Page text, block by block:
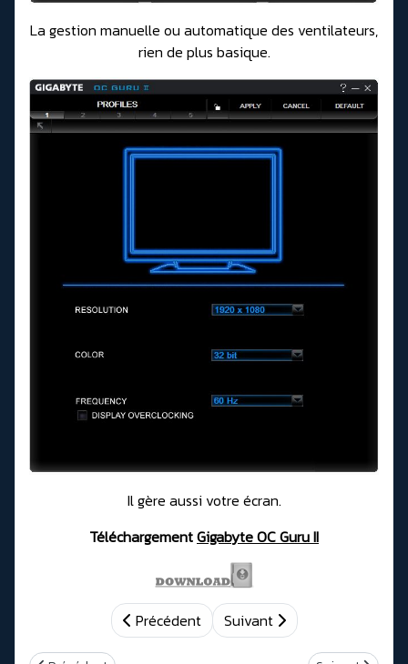
La gestion manuelle ou automatique des ventilateurs,
rien de plus basique.
Il gère aussi votre écran.
TéléchargementGigabyte OC Guru II
Précédent Suivant